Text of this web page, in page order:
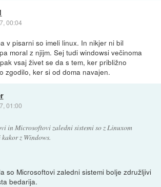
00:04
v pisarni so imeli linux. In nikjer ni bil
moral z njijm. Sej tudi windowsi večinoma
vsaj živet se da s tem, ker približno
zgodilo, ker si od doma navajen.
01:00
in Microsoftovi zaledni sistemi so z Linuxom
z Windows.
so Microsoftovi zaledni sistemi bolje združljivi
bedarija.